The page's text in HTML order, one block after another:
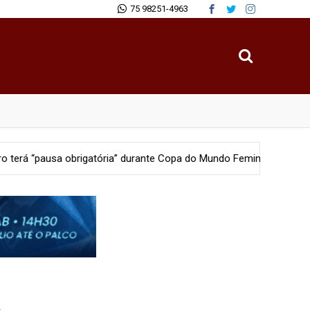
75 98251-4963
durante Copa do Mundo Feminina 2027 Polícia